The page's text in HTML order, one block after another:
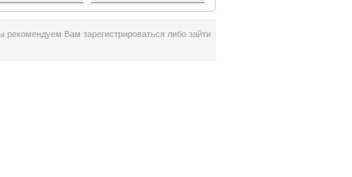
Вам зарегистрироваться либо зайти